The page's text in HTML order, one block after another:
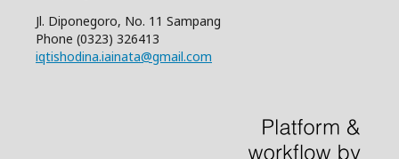
Jl. Diponegoro, No. 11 Sampang
Phone (0323) 326413
iqtishodina.iainata@gmail.com